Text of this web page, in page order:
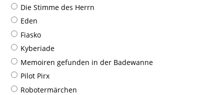
Die Stimme des Herrn
Eden
Fiasko
Kyberiade
Memoiren gefunden in der Badewanne
Pilot Pirx
Robotermärchen